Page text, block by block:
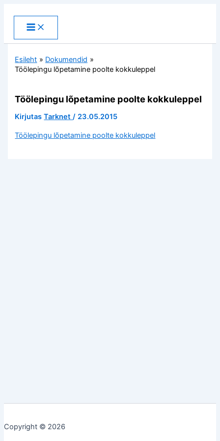
content
Esileht
Dokumendid
Töölepingu lõpetamine poolte kokkuleppel
Töölepingu lõpetamine poolte kokkuleppel
Kirjutas Tarknet/ 23.05.2015
Töölepingu lõpetamine poolte kokkuleppel
Copyright © 2026